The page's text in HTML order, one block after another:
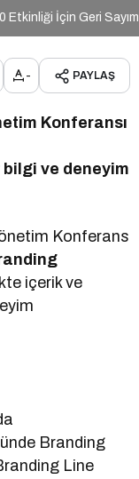
Etkinliği İçin Geri Sayım
- PAYLAŞ
Konferansı
ve deneyim
Konferans
içerik ve
Branding
Line